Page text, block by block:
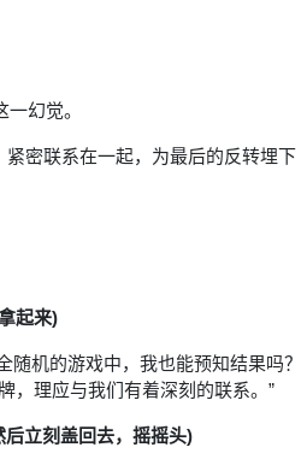
幻觉。
紧密联系在一起，为最后的反转埋下
起来)
机的游戏中，我也能预知结果吗？
，理应与我们有着深刻的联系。”
立刻盖回去，摇摇头)